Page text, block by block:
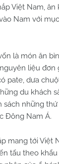
Việt Nam,
Nam với
là món ăn
liệu đơn
pate, dưa
du khách
sách những
Đông Nam Á.
mang tới Việt
tấu theo